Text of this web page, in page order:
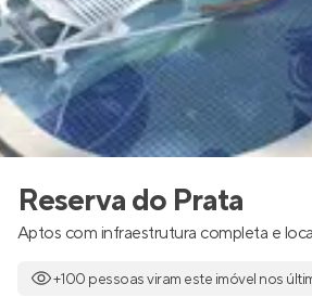
Reserva do Prata
Aptos com infraestrutura completa e
+100 pessoas viram este imóvel nos